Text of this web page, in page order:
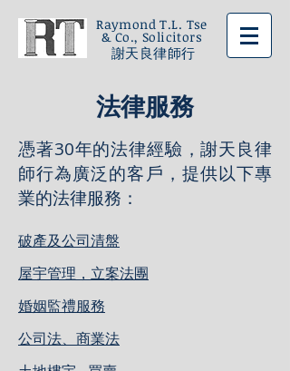
Raymond T.L. Tse
& Co., Solicitors
謝天良律師行
法律服務
憑著30年的法律經驗，謝天良律
師行為廣泛的客戶，提供以下專
業的法律服務：
破產及公司清盤
屋宇管理，立案法團
婚姻監禮服務
公司法、商業法